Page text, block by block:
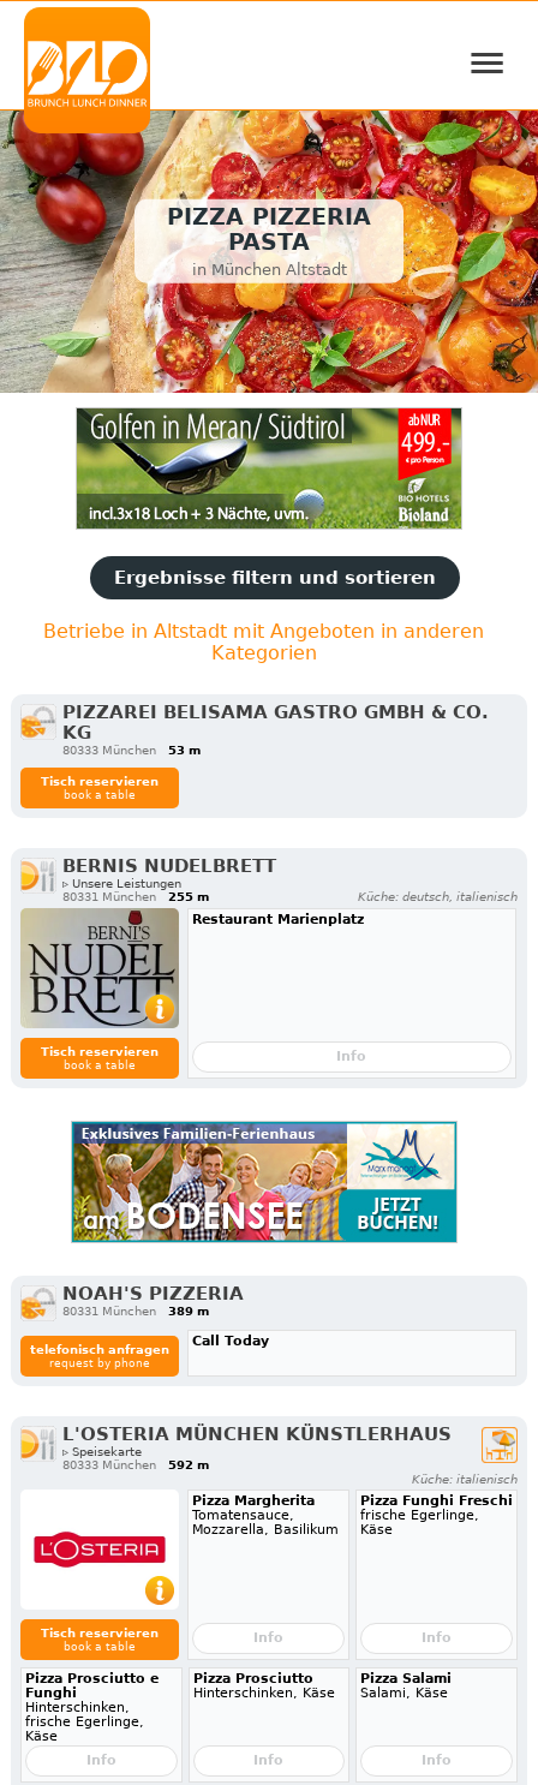
≡
PIZZA PIZZERIA
PASTA
in München Altstadt
Ergebnisse filtern und sortieren
Betriebe in Altstadt mit Angeboten in anderen
Kategorien
PIZZAREI BELISAMA GASTRO GMBH & CO.
KG
80333 München 53 m
Tisch reservieren
book a table
BERNIS NUDELBRETT
▹ Unsere Leistungen
80331 München
255 m Küche: deutsch, italienisch
Tisch reservieren
book a table
Restaurant Marienplatz
Info
NOAH'S PIZZERIA
80331 München 389 m
telefonisch anfragen
request by phone
Call Today
L'OSTERIA MÜNCHEN KÜNSTLERHAUS
▹ Speisekarte
80333 München
592 m
Küche: italienisch
Tisch reservieren
book a table
Pizza Margherita
Tomatensauce,
Mozzarella, Basilikum
Info
Pizza Funghi Freschi
frische Egerlinge,
Käse
Info
Pizza Prosciutto e
Funghi
Hinterschinken,
frische Egerlinge,
Käse
Info
Pizza Prosciutto
Hinterschinken, Käse
Info
Pizza Salami
Salami, Käse
Info